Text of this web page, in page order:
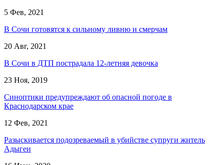
5 Фев, 2021
​В Сочи готовятся к сильному ливню и смерчам
20 Авг, 2021
В Сочи в ДТП пострадала 12-летняя девочка
23 Ноя, 2019
Синоптики предупреждают об опасной погоде в
Краснодарском крае
12 Фев, 2021
Разыскивается подозреваемый в убийстве супруги житель
Адыгеи